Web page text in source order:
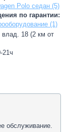
Polo седан (5)
по гарантии:
(1)
влад. 18 (2 км от
21ч
обслуживание.